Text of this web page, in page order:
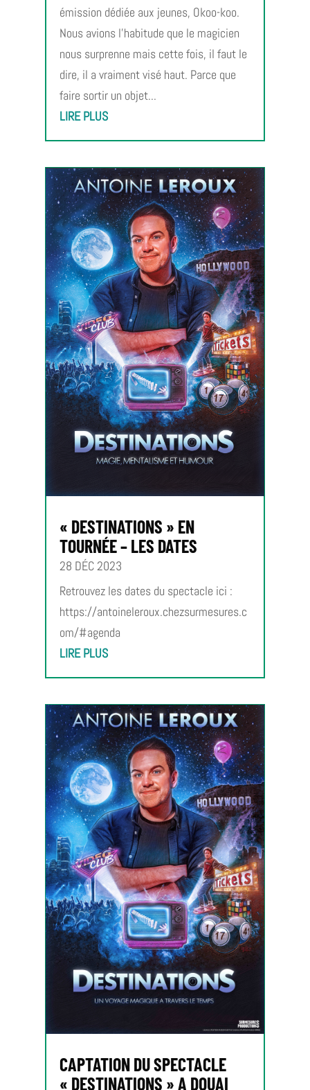
émission dédiée aux jeunes, Okoo-koo.
Nous avions l’habitude que le magicien
nous surprenne mais cette fois, il faut le
dire, il a vraiment visé haut. Parce que
faire sortir un objet...
LIRE PLUS
« DESTINATIONS » EN
TOURNÉE – LES DATES
28 DÉC 2023
Retrouvez les dates du spectacle ici :
https://antoineleroux.chezsurmesures.c
om/#agenda
LIRE PLUS
CAPTATION DU SPECTACLE
« DESTINATIONS » A DOUAI